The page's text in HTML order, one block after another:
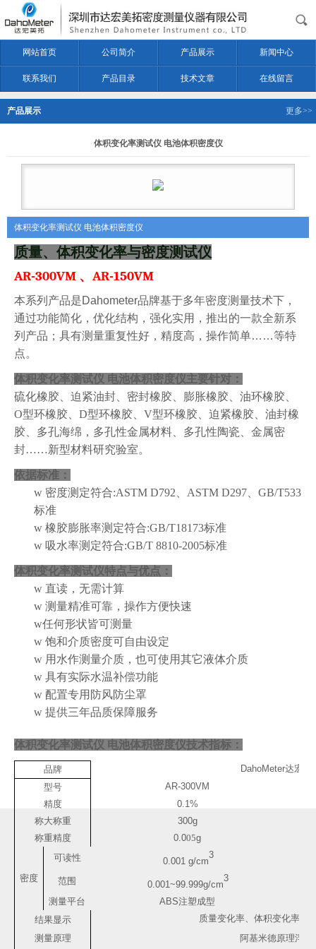
网站首页 公司简介 产品展示 新闻中心
联系我们 产品目录 技术文章 在线留言
产品展示 更多>>
体积变化率测试仪 电池体积密度仪
体积变化率测试仪 电池体积密度仪
质量、体积变化率与密度测试仪
AR-300VM 、 AR-150VM
本系列产品是Dahometer品牌基于多年密度测量技术下，
通过功能简化， 优化结构， 强化实用，推出的一款全新系
列产品；具有测量重复性好，精度高，操作简单……等特
点。
体积变化率测试仪 电池体积密度仪主要针对：
硫化橡胶、迫紧油封、密封橡胶、膨胀橡胶、油环橡胶、
O型环橡胶、 D型环橡胶、 V型环橡胶、迫紧橡胶、油封橡
胶、多孔海绵，多孔性金属材料、多孔性陶瓷、金属密
封……新型材料研究验室。
依据标准 ：
w 密度测定符合:ASTM D792、ASTM D297、GB/T533
标准
w 橡胶膨胀率测定符合:GB/T18173标准
w 吸水率测定符合:GB/T 8810-2005标准
体积变化率测试仪特点与优点：
w 直读，无需计算
w 测量精准可靠，操作方便快速
w任何形状皆可测量
w 饱和介质密度可自由设定
w 用水作测量介质，也可使用其它液体介质
w 具有实际水温补偿功能
w 配置专用防风防尘罩
w 提供三年品质保障服务
体积变化率测试仪 电池体积密度仪技术指标：
品牌 DahoMeter达宏美
型号
AR-300VM
精度
0.1%
称大称重
300g
称重精度
0.005g
密度
可读性 0.001 g/cm
3
范围 0.001~99.999g/cm
3
测量平台 ABS注塑成型
结果显示
质量变化率、体积变化率、
测量原理
阿基米德原理浮力